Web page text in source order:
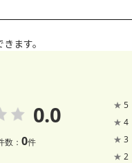
ます。
0.0
数： 0件
★ 5
★ 4
★ 3
★ 2